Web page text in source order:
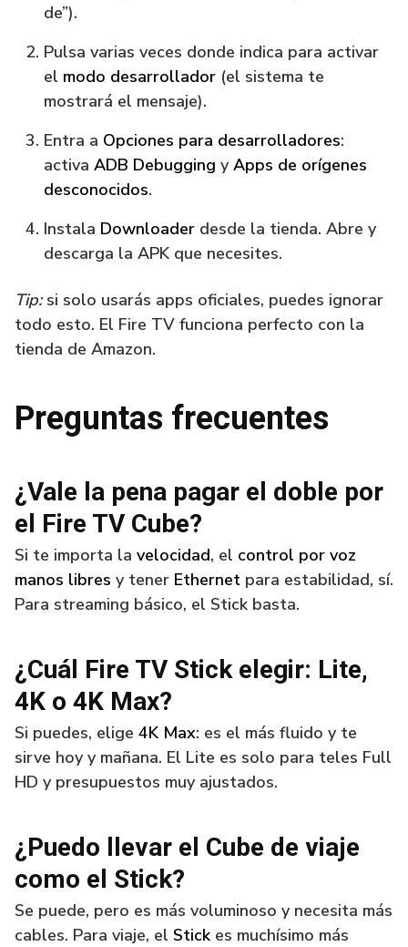
de”).
Pulsa varias veces donde indica para activar
el modo desarrollador (el sistema te
mostrará el mensaje).
Entra a Opciones para desarrolladores:
activa ADB Debugging yApps de orígenes
desconocidos.
Instala Downloader desde la tienda. Abre y
descarga la APK que necesites.
Tip:si solo usarás apps oficiales, puedes ignorar
todo esto. El Fire TV funciona perfecto con la
tienda de Amazon.
Preguntas frecuentes
¿Vale la pena pagar el doble por
el Fire TV Cube?
Si te importa la velocidad, el control por voz
manos libres y tener Ethernet para estabilidad, sí.
Para streaming básico, el Stick basta.
¿Cuál Fire TV Stick elegir: Lite,
4K o 4K Max?
Si puedes, elige 4K Max: es el más fluido y te
sirve hoy y mañana. El Lite es solo para teles Full
HD y presupuestos muy ajustados.
¿Puedo llevar el Cube de viaje
como el Stick?
Se puede, pero es más voluminoso y necesita más
cables. Para viaje, el Stick es muchísimo más